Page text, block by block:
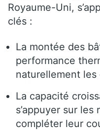
Royaume-Uni,
clés :
La montée des
performance
naturellement les
La capacité
s’appuyer sur les
compléter leur